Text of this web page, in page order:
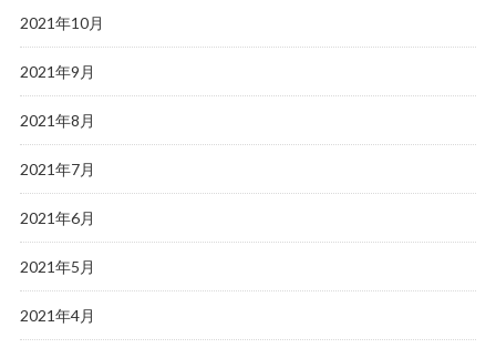
2021年10月
2021年9月
2021年8月
2021年7月
2021年6月
2021年5月
2021年4月